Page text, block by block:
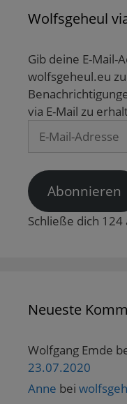
Wolfsgeheul
Gib deine E-Mail-
wolfsgeheul.eu
via E-Mail zu
Mail-
Abonnieren
Schließe dich
Neueste
Wolfgang Emde
23.07.2020
Anne bei